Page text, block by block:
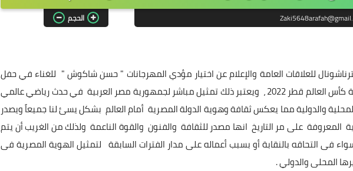
الحجم
للعلاقات العامة والإعلام عن اختيار مؤدي المهرجانات " حسن شاكوش " للغناء في حفل
غنائي ضمن الفعاليات الفنية ببطولة كأس العالم قطر 2022 ، ويعتبر ذلك تمثيل مباشر لجمهورية مصر العربية في حدث رياضي عالمي
والدولية مما يعكس ثقافة وهوية الدولة المصرية أمام العالم بشكل يسئ لنا جميعاً ويصدر
على مر التاريخ انها مصدر للثقافة والفنون والقوة الناعمة ولذلك من الغريب أن يتم
فى التحاقه بالنقابة أو بسبب أعماله على مدار الفترات السابقة لتمثيل الهوية المصرية فى
المحلى والدولي .